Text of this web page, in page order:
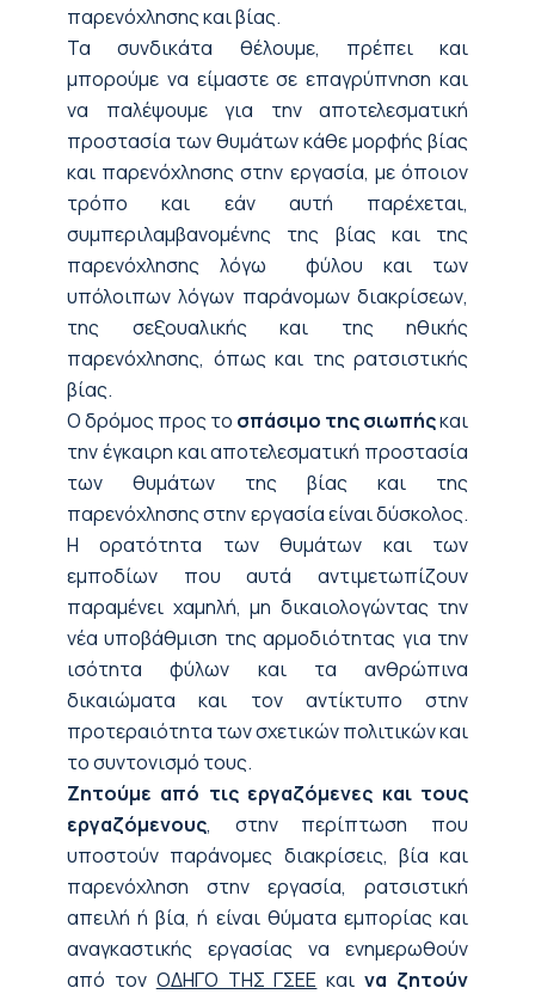
παρενόχλησης και βίας.
Τα συνδικάτα θέλουμε, πρέπει και
μπορούμε να είμαστε σε επαγρύπνηση και
να παλέψουμε για την αποτελεσματική
προστασία των θυμάτων κάθε μορφής βίας
και παρενόχλησης στην εργασία, με όποιον
τρόπο και εάν αυτή παρέχεται,
συμπεριλαμβανομένης της βίας και της
παρενόχλησης λόγω φύλου και των
υπόλοιπων λόγων παράνομων διακρίσεων,
της σεξουαλικής και της ηθικής
παρενόχλησης, όπως και της ρατσιστικής
βίας.
Ο δρόμος προς το σπάσιμο της σιωπήςκαι
την έγκαιρη και αποτελεσματική προστασία
των θυμάτων της βίας και της
παρενόχλησης στην εργασία είναι δύσκολος.
Η ορατότητα των θυμάτων και των
εμποδίων που αυτά αντιμετωπίζουν
παραμένει χαμηλή, μη δικαιολογώντας την
νέα υποβάθμιση της αρμοδιότητας για την
ισότητα φύλων και τα ανθρώπινα
δικαιώματα και τον αντίκτυπο στην
προτεραιότητα των σχετικών πολιτικών και
το συντονισμό τους.
Ζητούμε από τις εργαζόμενες και τους
εργαζόμενους, στην περίπτωση που
υποστούν παράνομες διακρίσεις, βία και
παρενόχληση στην εργασία, ρατσιστική
απειλή ή βία, ή είναι θύματα εμπορίας και
αναγκαστικής εργασίας να ενημερωθούν
από τον ΟΔΗΓΟ ΤΗΣ ΓΣΕΕ καινα ζητούν